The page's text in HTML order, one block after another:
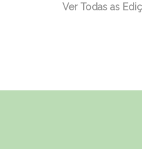
Ver Todas as